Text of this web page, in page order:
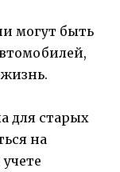
могут быть
для старых
на